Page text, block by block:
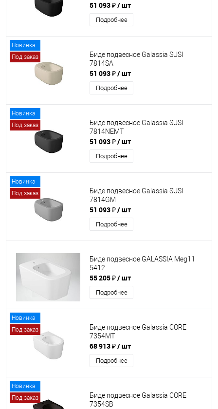
51 093 ₽/ шт
Подробнее
Новинка
Под заказ
Биде подвесное Galassia SUSI
7814SA
51 093 ₽/ шт
Подробнее
Новинка
Под заказ
Биде подвесное Galassia SUSI
7814NEMT
51 093 ₽/ шт
Подробнее
Новинка
Под заказ
Биде подвесное Galassia SUSI
7814GM
51 093 ₽/ шт
Подробнее
Биде подвесное GALASSIA Meg11
5412
55 205 ₽/ шт
Подробнее
Новинка
Под заказ
Биде подвесное Galassia CORE
7354MT
68 913 ₽/ шт
Подробнее
Новинка
Под заказ
Биде подвесное Galassia CORE
7354SB